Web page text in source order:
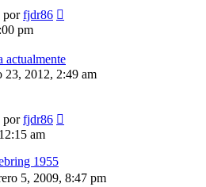
porfjdr86
pm
actualmente
23, 2012, 2:49 am
porfjdr86
am
1955
5, 2009, 8:47 pm